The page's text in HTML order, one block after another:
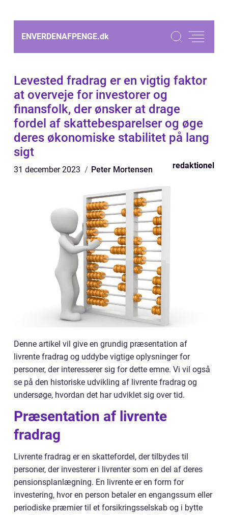
ENVERDENAFPENGE.dk
Levested fradrag er en vigtig faktor
at overveje for investorer og
finansfolk, der ønsker at drage
fordel af skattebesparelser og øge
deres økonomiske stabilitet på lang
sigt
31 december 2023 Peter Mortensen redaktionel
Denne artikel vil give en grundig præsentation af
livrente fradrag og uddybe vigtige oplysninger for
personer, der interesserer sig for dette emne. Vi vil også
se på den historiske udvikling af livrente fradrag og
undersøge, hvordan det har udviklet sig over tid.
Præsentation af livrente
fradrag
Livrente fradrag er en skattefordel, der tilbydes til
personer, der investerer i livrenter som en del af deres
pensionsplanlægning. En livrente er en form for
investering, hvor en person betaler en engangssum eller
periodiske præmier til et forsikringsselskab og i bytte